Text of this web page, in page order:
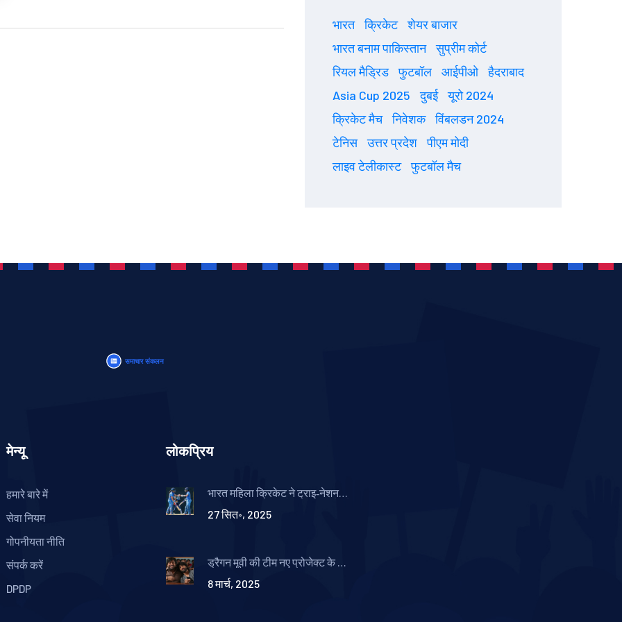
भारत क्रिकेट
शेयर बाजार
भारत बनाम पाकिस्तान
सुप्रीम कोर्ट
रियल मैड्रिड
फुटबॉल आईपीओ
हैदराबाद
Asia Cup 2025
दुबई
यूरो 2024
क्रिकेट मैच
निवेशक
विंबलडन 2024
टेनिस
उत्तर प्रदेश
पीएम मोदी
लाइव टेलीकास्ट
फुटबॉल मैच
मेन्यू
हमारे बारे में
सेवा नियम
गोपनीयता नीति
संपर्क करें
DPDP
लोकप्रिय
भारत महिला क्रिकेट ने ट्राइ‑नेशन
विकेट से हराया
27 सित॰, 2025
ड्रैगन मूवी की टीम नए प्रोजेक्ट के लिए
8 मार्च, 2025